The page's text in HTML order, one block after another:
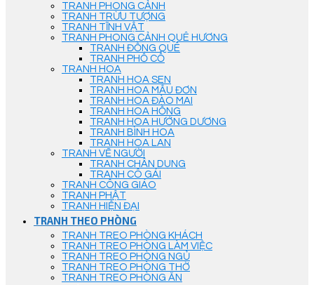
TRANH PHONG CẢNH
TRANH TRỪU TƯỢNG
TRANH TĨNH VẬT
TRANH PHONG CẢNH QUÊ HƯƠNG
TRANH ĐỒNG QUÊ
TRANH PHỐ CỔ
TRANH HOA
TRANH HOA SEN
TRANH HOA MẪU ĐƠN
TRANH HOA ĐÀO MAI
TRANH HOA HỒNG
TRANH HOA HƯỚNG DƯƠNG
TRANH BÌNH HOA
TRANH HOA LAN
TRANH VẼ NGƯỜI
TRANH CHÂN DUNG
TRANH CÔ GÁI
TRANH CÔNG GIÁO
TRANH PHẬT
TRANH HIỆN ĐẠI
TRANH THEO PHÒNG
TRANH TREO PHÒNG KHÁCH
TRANH TREO PHÒNG LÀM VIỆC
TRANH TREO PHÒNG NGỦ
TRANH TREO PHÒNG THỜ
TRANH TREO PHÒNG ĂN